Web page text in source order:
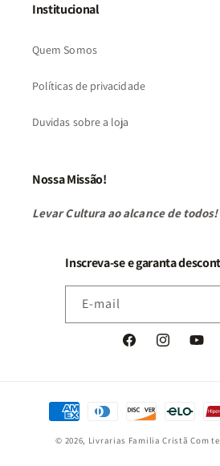
Institucional
Quem Somos
Políticas de privacidade
Duvidas sobre a loja
Nossa Missão!
Levar Cultura ao alcance de todos!
Inscreva-se e garanta
E-mail
FacebookInstagram
Formas
de
pagamento
© 2026, Livrarias Familia Cristã Com